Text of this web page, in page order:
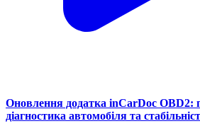
Оновлення додатка inCarDoc OBD2:
діагностика автомобіля та